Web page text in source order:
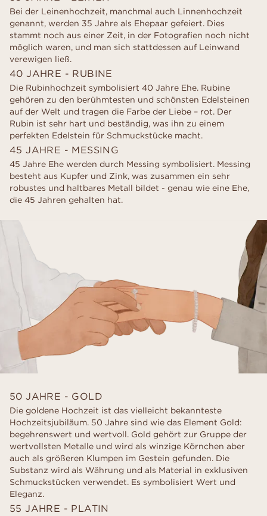
Bei der Leinenhochzeit, manchmal auch Linnenhochzeit
genannt, werden 35 Jahre als Ehepaar gefeiert. Dies
stammt noch aus einer Zeit, in der Fotografien noch nicht
möglich waren, und man sich stattdessen auf Leinwand
verewigen ließ.
40 JAHRE - RUBINE
Die Rubinhochzeit symbolisiert 40 Jahre Ehe. Rubine
gehören zu den berühmtesten und schönsten Edelsteinen
auf der Welt und tragen die Farbe der Liebe – rot. Der
Rubin ist sehr hart und beständig, was ihn zu einem
perfekten Edelstein für Schmuckstücke macht.
45 JAHRE - MESSING
45 Jahre Ehe werden durch Messing symbolisiert. Messing
besteht aus Kupfer und Zink, was zusammen ein sehr
robustes und haltbares Metall bildet - genau wie eine Ehe,
die 45 Jahren gehalten hat.
50 JAHRE - GOLD
Die goldene Hochzeit ist das vielleicht bekannteste
Hochzeitsjubiläum. 50 Jahre sind wie das Element Gold:
begehrenswert und wertvoll. Gold gehört zur Gruppe der
wertvollsten Metalle und wird als winzige Körnchen aber
auch als größeren Klumpen im Gestein gefunden. Die
Substanz wird als Währung und als Material in exklusiven
Schmuckstücken verwendet. Es symbolisiert Wert und
Eleganz.
55 JAHRE - PLATIN